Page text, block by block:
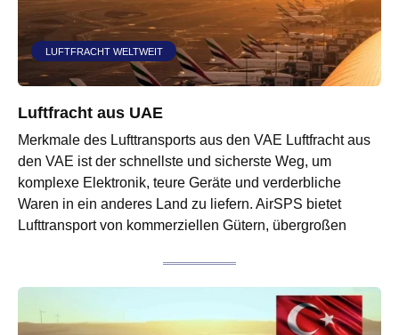
LUFTFRACHT WELTWEIT
Luftfracht aus UAE
Merkmale des Lufttransports aus den VAE Luftfracht aus
den VAE ist der schnellste und sicherste Weg, um
komplexe Elektronik, teure Geräte und verderbliche
Waren in ein anderes Land zu liefern. AirSPS bietet
Lufttransport von kommerziellen Gütern, übergroßen